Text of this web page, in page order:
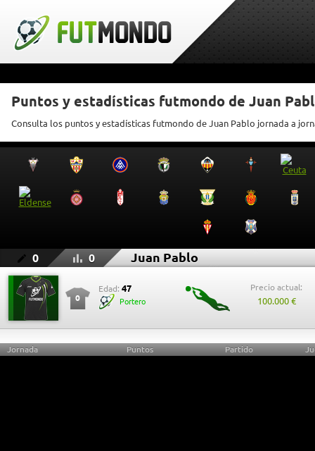
Puntos y estadísticas futmondo de Juan
Consulta los puntos y estadísticas futmondo de Juan Pablo jornada a
0 0 Juan Pablo
0
Edad: 47
Portero
Precio actual:
100.000 €
Jornada Puntos Partido